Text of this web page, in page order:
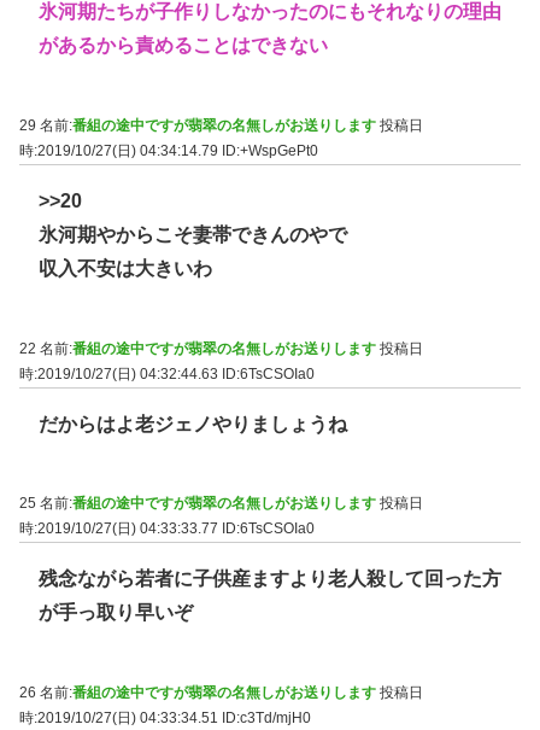
氷河期たちが子作りしなかったのにもそれなりの理由
があるから責めることはできない
29 名前:番組の途中ですが翡翠の名無しがお送りします 投稿日
時:2019/10/27(日) 04:34:14.79
ID:+WspGePt0
>>20
氷河期やからこそ妻帯できんのやで
収入不安は大きいわ
22 名前:番組の途中ですが翡翠の名無しがお送りします 投稿日
時:2019/10/27(日) 04:32:44.63 ID:6TsCSOIa0
だからはよ老ジェノやりましょうね
25 名前:番組の途中ですが翡翠の名無しがお送りします 投稿日
時:2019/10/27(日) 04:33:33.77
ID:6TsCSOIa0
残念ながら若者に子供産ますより老人殺して回った方
が手っ取り早いぞ
26 名前:番組の途中ですが翡翠の名無しがお送りします 投稿日
時:2019/10/27(日) 04:33:34.51 ID:c3Td/mjH0